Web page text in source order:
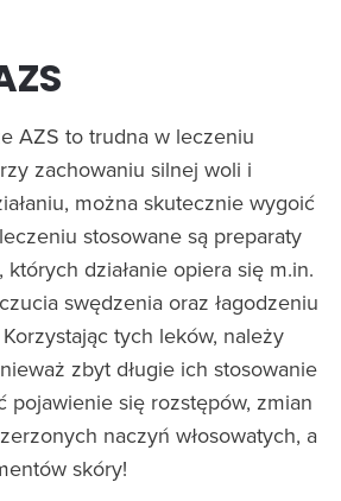
AZS to trudna w leczeniu
zachowaniu silnej woli i
można skutecznie wygoić
stosowane są preparaty
działanie opiera się m.in.
swędzenia oraz łagodzeniu
tych leków, należy
zbyt długie ich stosowanie
pojawienie się rozstępów, zmian
naczyń włosowatych, a
skóry!